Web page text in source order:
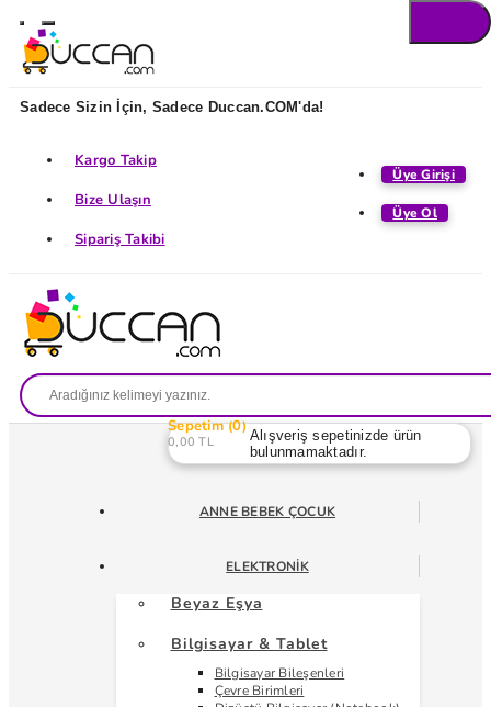
Sadece Sizin İçin, Sadece Duccan.COM'da!
Üye Girişi
Üye Ol
Kargo Takip
Bize Ulaşın
Sipariş Takibi
Sepetim 0
0,00 TL
Alışveriş sepetinizde ürün
bulunmamaktadır.
ANNE BEBEK ÇOCUK
ELEKTRONIK
Beyaz Eşya
Bilgisayar & Tablet
Bilgisayar Bileşenleri
Çevre Birimleri